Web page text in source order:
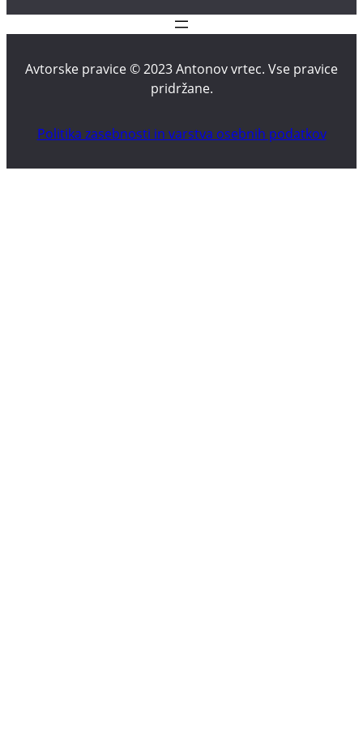
Avtorske pravice © 2023 Antonov vrtec. Vse pravice
pridržane.
Politika zasebnosti in varstva osebnih podatkov